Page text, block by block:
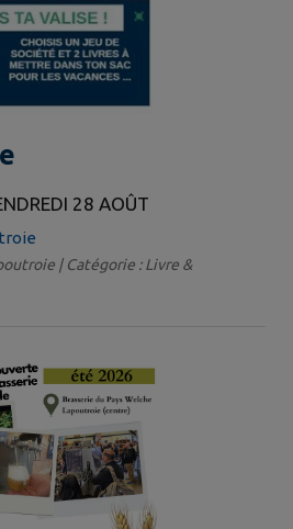
28 AOÛT
| Catégorie : Livre &